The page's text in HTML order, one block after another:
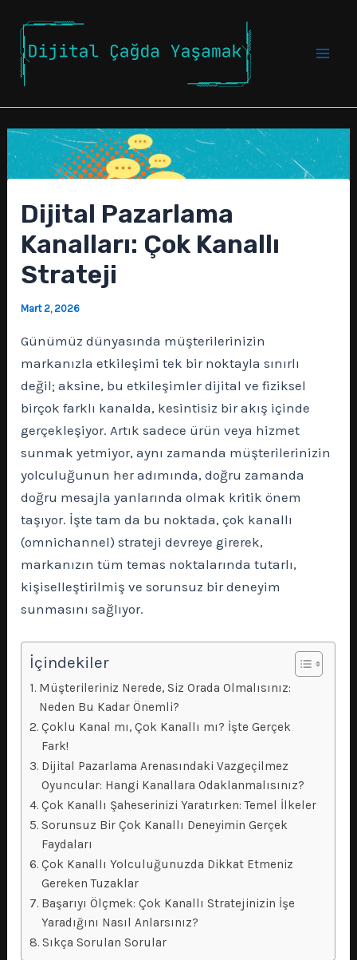
atla
Dijital Pazarlama
Kanalları: Çok Kanallı
Strateji
Mart 2, 2026
Günümüz dünyasında müşterilerinizin
markanızla etkileşimi tek bir noktayla sınırlı
değil; aksine, bu etkileşimler dijital ve fiziksel
birçok farklı kanalda, kesintisiz bir akış içinde
gerçekleşiyor. Artık sadece ürün veya hizmet
sunmak yetmiyor, aynı zamanda müşterilerinizin
yolculuğunun her adımında, doğru zamanda
doğru mesajla yanlarında olmak kritik önem
taşıyor. İşte tam da bu noktada, çok kanallı
(omnichannel) strateji devreye girerek,
markanızın tüm temas noktalarında tutarlı,
kişiselleştirilmiş ve sorunsuz bir deneyim
sunmasını sağlıyor.
İçindekiler
Müşterileriniz Nerede, Siz Orada Olmalısınız:
Neden Bu Kadar Önemli?
Çoklu Kanal mı, Çok Kanallı mı? İşte Gerçek
Fark!
Dijital Pazarlama Arenasındaki Vazgeçilmez
Oyuncular: Hangi Kanallara Odaklanmalısınız?
Çok Kanallı Şaheserinizi Yaratırken: Temel İlkeler
Sorunsuz Bir Çok Kanallı Deneyimin Gerçek
Faydaları
Çok Kanallı Yolculuğunuzda Dikkat Etmeniz
Gereken Tuzaklar
Başarıyı Ölçmek: Çok Kanallı Stratejinizin İşe
Yaradığını Nasıl Anlarsınız?
Sıkça Sorulan Sorular